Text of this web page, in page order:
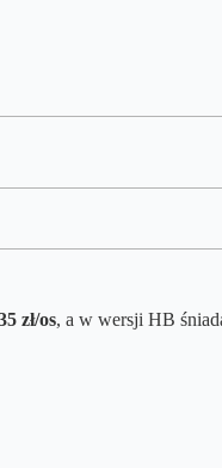
zł/os, a w wersji HB